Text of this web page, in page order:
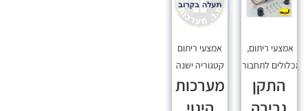
אמצעי ריתום,
מכלולים לתחבורה
התקן
אמצעי ריתום
קטגוריה ישנה
מערכות